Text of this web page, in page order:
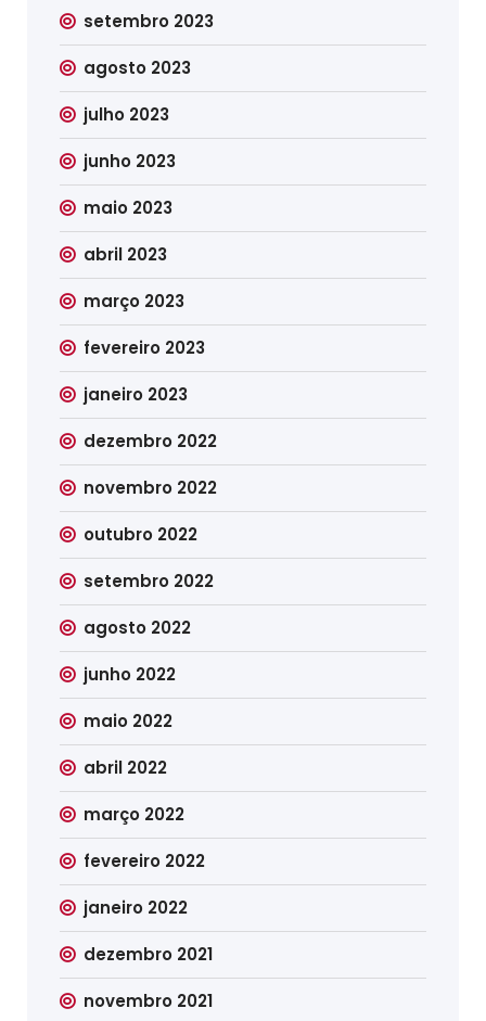
setembro 2023
agosto 2023
julho 2023
junho 2023
maio 2023
abril 2023
março 2023
fevereiro 2023
janeiro 2023
dezembro 2022
novembro 2022
outubro 2022
setembro 2022
agosto 2022
junho 2022
maio 2022
abril 2022
março 2022
fevereiro 2022
janeiro 2022
dezembro 2021
novembro 2021